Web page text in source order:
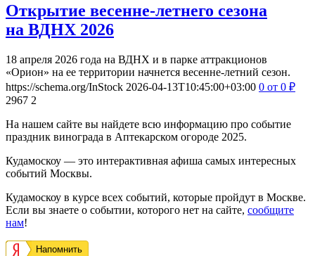
Открытие весенне-летнего сезона
на ВДНХ 2026
18 апреля 2026 года на ВДНХ и в парке аттракционов
«Орион» на ее территории начнется весенне-летний сезон.
https://schema.org/InStock 2026-04-13T10:45:00+03:00 0 от 0 ₽
2967 2
На нашем сайте вы найдете всю информацию про событие
праздник винограда в Аптекарском огороде 2025.
Кудамоскоу — это интерактивная афиша самых интересных
событий Москвы.
Кудамоскоу в курсе всех событий, которые пройдут в Москве.
Если вы знаете о событии, которого нет на сайте, сообщите
нам!
Напомнить